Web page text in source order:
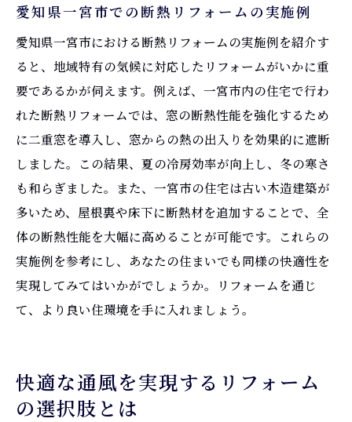
愛知県一宮市での断熱リフォームの実施例
愛知県一宮市における断熱リフォームの実施例を紹介す
ると、地域特有の気候に対応したリフォームがいかに重
要であるかが伺えます。例えば、一宮市内の住宅で行わ
れた断熱リフォームでは、窓の断熱性能を強化するため
に二重窓を導入し、窓からの熱の出入りを効果的に遮断
しました。この結果、夏の冷房効率が向上し、冬の寒さ
も和らぎました。また、一宮市の住宅は古い木造建築が
多いため、屋根裏や床下に断熱材を追加することで、全
体の断熱性能を大幅に高めることが可能です。これらの
実施例を参考にし、あなたの住まいでも同様の快適性を
実現してみてはいかがでしょうか。リフォームを通じ
て、より良い住環境を手に入れましょう。
快適な通風を実現するリフォーム
の選択肢とは